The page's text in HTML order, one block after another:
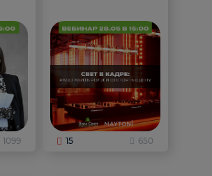
1099 15 650